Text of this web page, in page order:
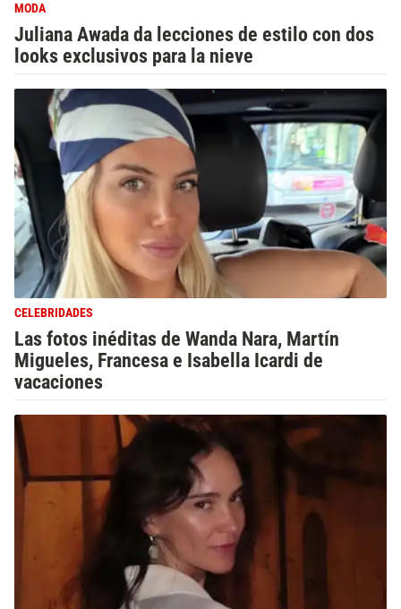
MODA
Juliana Awada da lecciones de estilo con dos
looks exclusivos para la nieve
CELEBRIDADES
Las fotos inéditas de Wanda Nara, Martín
Migueles, Francesa e Isabella Icardi de
vacaciones